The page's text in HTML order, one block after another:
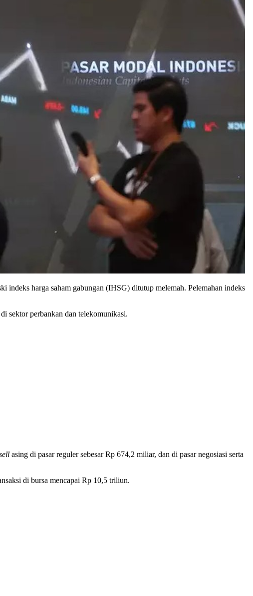
indeks harga saham gabungan (IHSG) ditutup melemah. Pelemahan indeks
sektor perbankan dan telekomunikasi.
asing di pasar reguler sebesar Rp 674,2 miliar, dan di pasar negosiasi serta
di bursa mencapai Rp 10,5 triliun.